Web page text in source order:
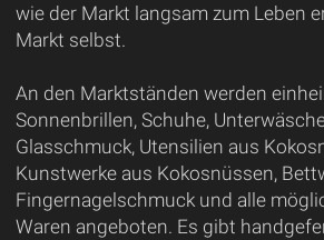
wie der Markt langsam zum Leben
Markt selbst.
An den Marktständen werden
Sonnenbrillen, Schuhe,
Glasschmuck, Utensilien aus
Kunstwerke aus Kokosnüssen,
Fingernagelschmuck und alle
Waren angeboten. Es gibt